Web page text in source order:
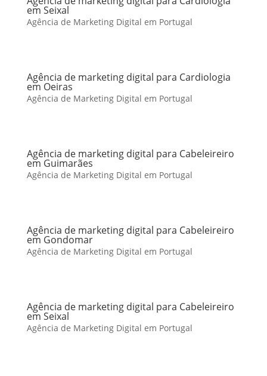
em Seixal
Agência de Marketing Digital em Portugal
Agência de marketing digital para Cardiologia
em Oeiras
Agência de Marketing Digital em Portugal
Agência de marketing digital para Cabeleireiro
em Guimarães
Agência de Marketing Digital em Portugal
Agência de marketing digital para Cabeleireiro
em Gondomar
Agência de Marketing Digital em Portugal
Agência de marketing digital para Cabeleireiro
em Seixal
Agência de Marketing Digital em Portugal